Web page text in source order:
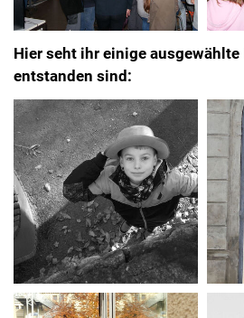
Hier seht ihr einige ausgewählte
entstanden sind: